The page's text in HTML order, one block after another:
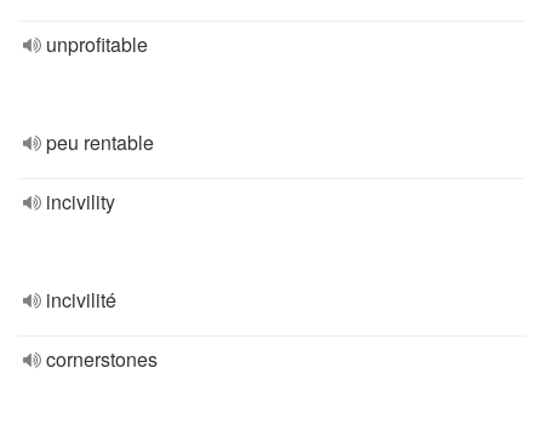
unprofitable
peu rentable
incivility
incivilité
cornerstones